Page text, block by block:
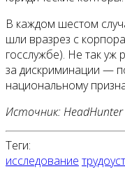
В каждом шестом
шли вразрез с
госслужбе). Не так уж
за дискриминации —
национальному
Источник: HeadHunter
Теги:
исследование